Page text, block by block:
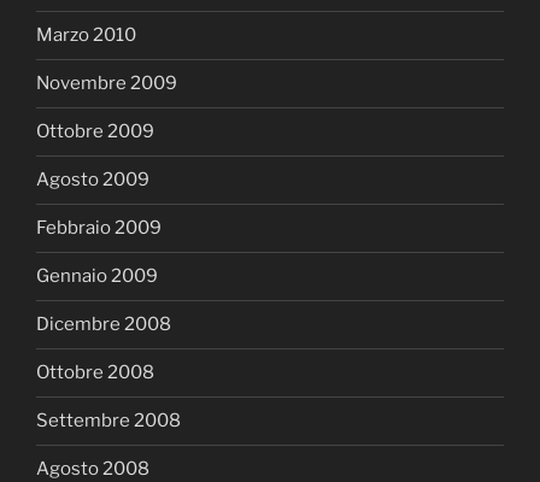
Marzo 2010
Novembre 2009
Ottobre 2009
Agosto 2009
Febbraio 2009
Gennaio 2009
Dicembre 2008
Ottobre 2008
Settembre 2008
Agosto 2008